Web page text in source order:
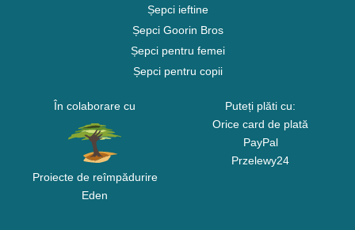
Șepci ieftine
Șepci Goorin Bros
Șepci pentru femei
Șepci pentru copii
În colaborare cu
Proiecte de reîmpădurire
Eden
Puteți plăti cu:
Orice card de plată
PayPal
Przelewy24